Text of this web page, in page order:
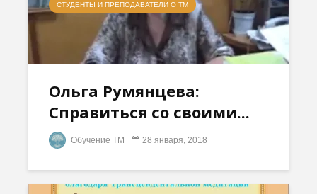
СТУДЕНТЫ И ПРЕПОДАВАТЕЛИ О ТМ
Ольга Румянцева:
Справиться со своими...
Обучение ТМ 28 января, 2018